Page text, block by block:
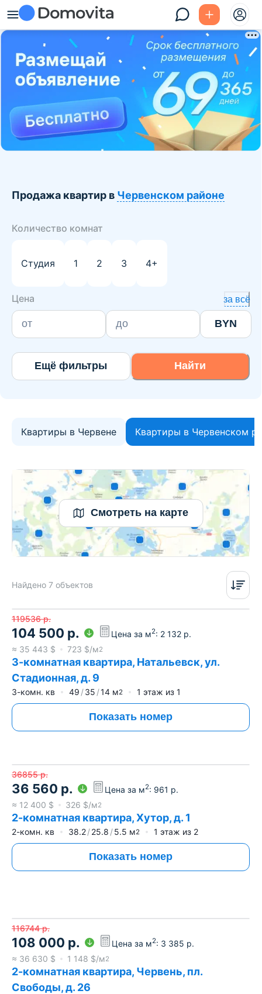
Продажа квартир в Червенском районе
Количество комнат
Студия 1 2 3 4+
Цена за всё
BYN
Ещё фильтры Найти
Квартиры в Червене Квартиры в Червенском
Смотреть на карте
Найдено 7 объектов
119536 р.
104 500 р. Цена за м2: 2 132 р.
≈ 35 443 $ 723 $/м2
3-комнатная квартира, Натальевск, ул.
Стадионная, д. 9
3-комн. кв 49 35 14 м2 1 этаж из 1
Показать номер
36855 р.
36 560 р. Цена за м2: 961 р.
≈ 12 400 $ 326 $/м2
2-комнатная квартира, Хутор, д. 1
2-комн. кв 38.2 25.8 5.5 м2 1 этаж из 2
Показать номер
116744 р.
108 000 р. Цена за м2: 3 385 р.
≈ 36 630 $ 1 148 $/м2
2-комнатная квартира, Червень, пл.
Свободы, д. 26